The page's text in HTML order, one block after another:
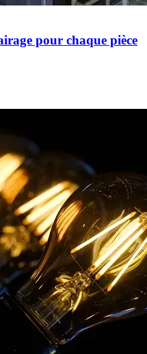
pour chaque pièce